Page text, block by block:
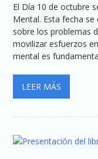
El Día 10 de octubre
Mental. Esta fecha
sobre los problemas
movilizar esfuerzos
mental es
LEER MÁS